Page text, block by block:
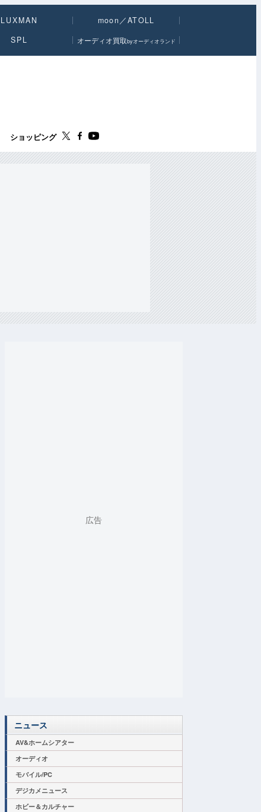
LUXMAN
moon／ATOLL
SPL オーディオ買取byオーディオランド
ショッピング
ニュース
AV&ホームシアター
オーディオ
モバイル/PC
デジカメニュース
ホビー＆カルチャー